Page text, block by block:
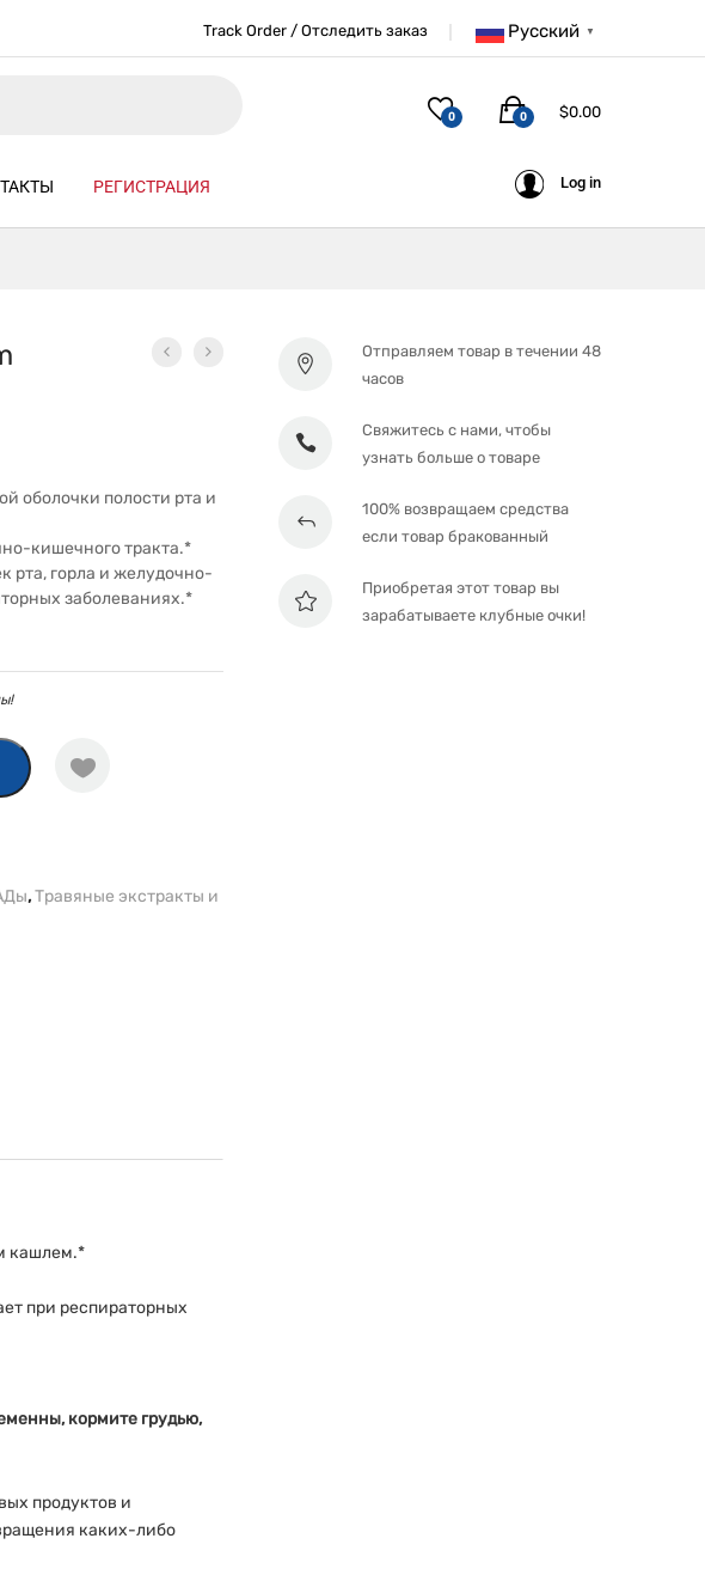
Русский ▼
Track Order / Отследить заказ
0 $0.00
0
РЕГИСТРАЦИЯ Log in
оболочки полости рта и
кишечного тракта.*
рта, горла и желудочно-
заболеваниях.*
,Травяные экстракты и
кашлем.*
при респираторных
кормите грудью,
продуктов и
каких-либо
Отправляем товар в течении 48
часов
Свяжитесь с нами, чтобы
узнать больше о товаре
100% возвращаем средства
если товар бракованный
Приобретая этот товар вы
зарабатываете клубные очки!